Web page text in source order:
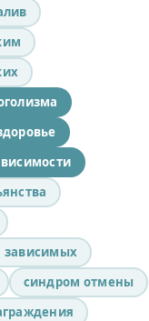
зависимых
синдром отмены